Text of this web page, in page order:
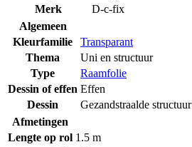
Merk
D-c-fix
Algemeen
Kleurfamilie
Transparant
Thema
Uni en structuur
Type
Raamfolie
Dessin of effen Effen
Dessin
Gezandstraalde structuur
Afmetingen
Lengte op rol 1.5 m